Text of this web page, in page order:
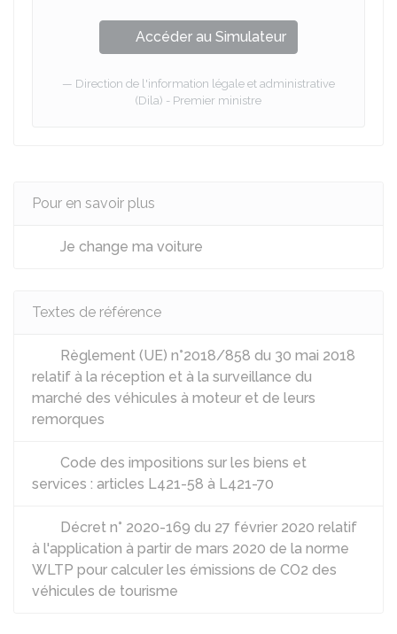
Accéder au Simulateur
Direction de l'information légale et administrative
(Dila) - Premier ministre
Pour en savoir plus
Je change ma voiture
Textes de référence
Règlement (UE) n°2018/858 du 30 mai 2018
relatif à la réception et à la surveillance du
marché des véhicules à moteur et de leurs
remorques
Code des impositions sur les biens et
services : articles L421-58 à L421-70
Décret n° 2020-169 du 27 février 2020 relatif
à l'application à partir de mars 2020 de la norme
WLTP pour calculer les émissions de CO2 des
véhicules de tourisme